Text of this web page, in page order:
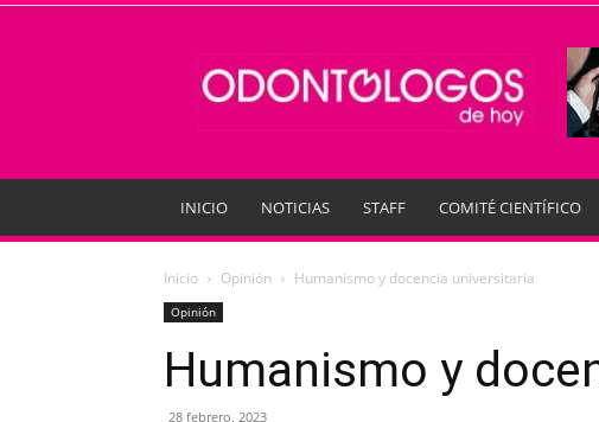
de
Hoy
INICIO NOTICIAS STAFF COMITÉ CIENTÍFICO
Inicio Opinión Humanismo y docencia universitaria
Opinión
Humanismo y
28 febrero, 2023